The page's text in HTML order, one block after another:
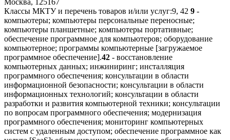
Классы МКТУ и перечень товаров и/или услуг:9, 42 9 -
компьютеры; компьютеры персональные переносные;
компьютеры планшетные; компьютеры портативные;
обеспечение программное для компьютеров; оборудование
компьютерное; программы компьютерные [загружаемое
программное обеспечение].42 - восстановление
компьютерных данных; инжиниринг; инсталляция
программного обеспечения; консультации в области
информационной безопасности; консультации в области
информационных технологий; консультации в области
разработки и развития компьютерной техники; консультации
по вопросам программного обеспечения; модернизация
программного обеспечения; мониторинг компьютерных
систем с удаленным доступом; обеспечение программное как